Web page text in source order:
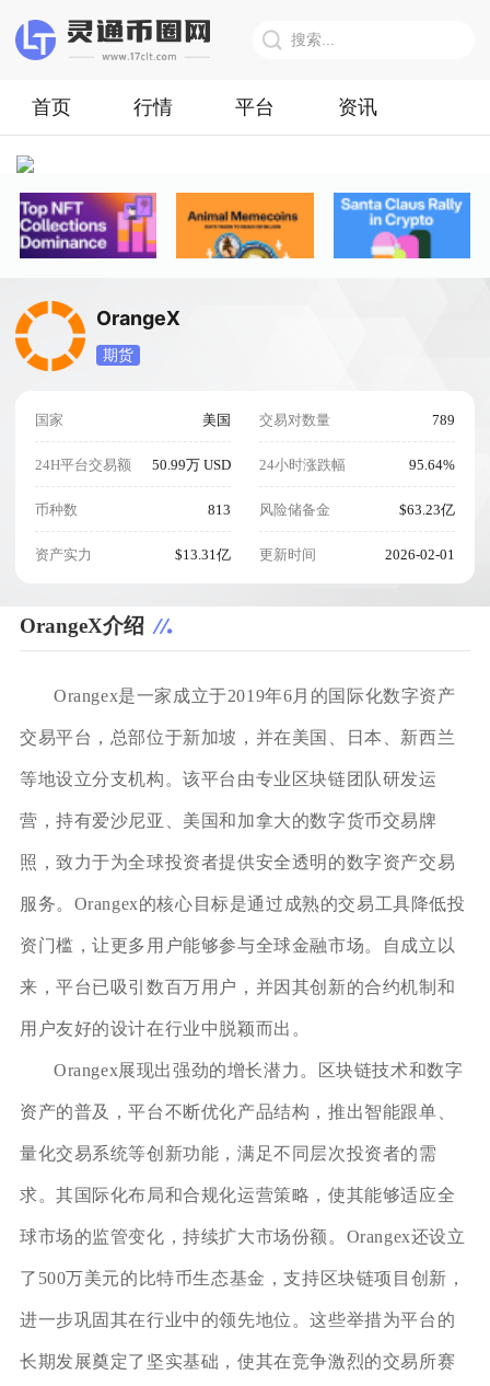
首页 行情 平台 资讯
OrangeX
期货
国家 美国
24H平台交易额 50.99万 USD
币种数 813
资产实力 $13.31亿
交易对数量 789
24小时涨跌幅 95.64%
风险储备金 $63.23亿
更新时间 2026-02-01
OrangeX介绍
Orangex是一家成立于2019年6月的国际化数字资产
交易平台，总部位于新加坡，并在美国、日本、新西兰
等地设立分支机构。该平台由专业区块链团队研发运
营，持有爱沙尼亚、美国和加拿大的数字货币交易牌
照，致力于为全球投资者提供安全透明的数字资产交易
服务。Orangex的核心目标是通过成熟的交易工具降低投
资门槛，让更多用户能够参与全球金融市场。自成立以
来，平台已吸引数百万用户，并因其创新的合约机制和
用户友好的设计在行业中脱颖而出。
Orangex展现出强劲的增长潜力。区块链技术和数字
资产的普及，平台不断优化产品结构，推出智能跟单、
量化交易系统等创新功能，满足不同层次投资者的需
求。其国际化布局和合规化运营策略，使其能够适应全
球市场的监管变化，持续扩大市场份额。Orangex还设立
了500万美元的比特币生态基金，支持区块链项目创新，
进一步巩固其在行业中的领先地位。这些举措为平台的
长期发展奠定了坚实基础，使其在竞争激烈的交易所赛